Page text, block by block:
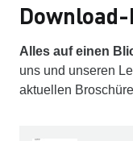
Alles auf einen
uns und unseren
aktuellen